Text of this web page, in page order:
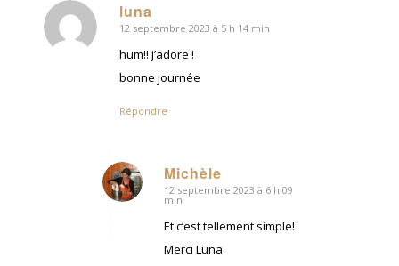
luna
dit
12 septembre 2023 à 5 h 14 min
hum!! j’adore !
bonne journée
Répondre
Michèle
dit
12 septembre 2023 à 6 h 09
min
Et c’est tellement simple!
Merci Luna